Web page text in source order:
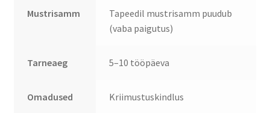
Mustrisamm
Tapeedil mustrisamm puudub
(vaba paigutus)
Tarneaeg 5–10 tööpäeva
Omadused Kriimustuskindlus